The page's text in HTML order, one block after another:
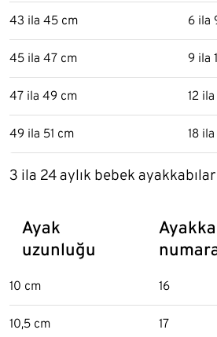
43 ila 45 cm 6 ila
45 ila 47 cm 9 ila
47 ila 49 cm 12
49 ila 51 cm 18
3 ila 24 aylık bebek
Ayak
uzunluğu
10 cm 16
10,5 cm 17